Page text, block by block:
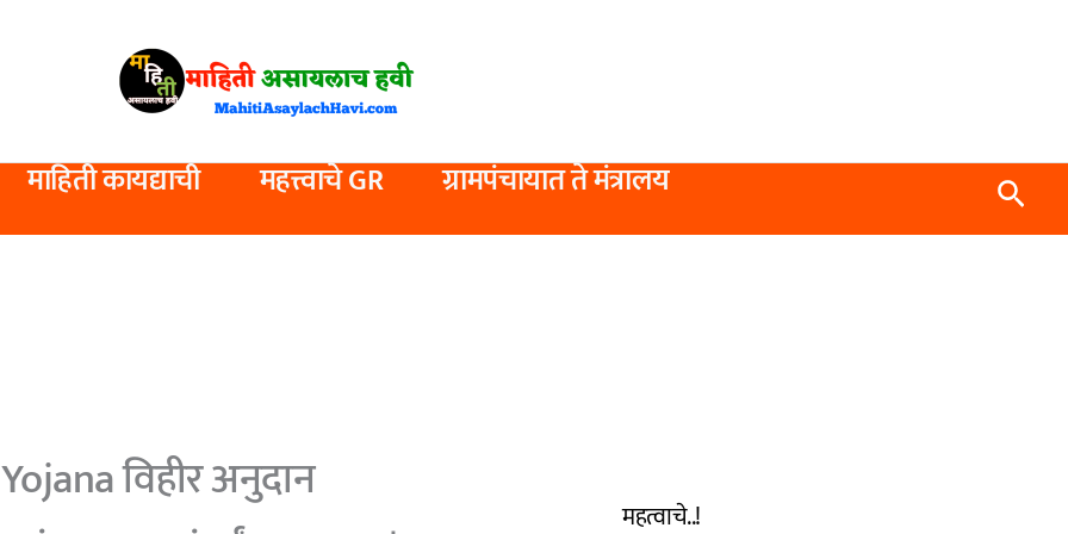
माहिती कायद्याची महत्त्वाचे GR ग्रामपंचायात ते मंत्रालय
विहीर अनुदान
महत्वाचे..!